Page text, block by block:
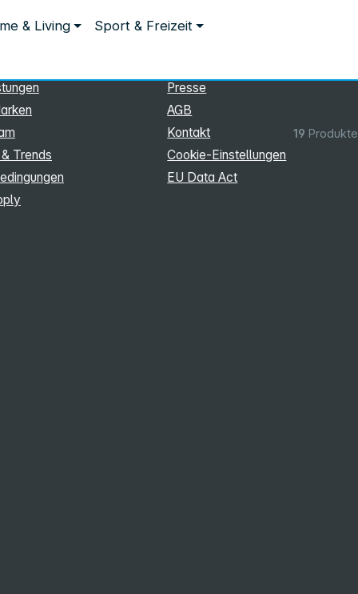
& Living Sport & Freizeit
19 Produkte
Trends
Presse
AGB
Kontakt
Cookie‑Einstellungen
EU Data Act